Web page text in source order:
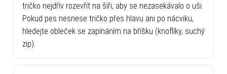
tričko nejdřív rozevřít na šíři, aby se nezasekávalo o uši.
Pokud pes nesnese tričko přes hlavu ani po nácviku,
hledejte obleček se zapínáním na bříšku (knoflíky, suchý
zip).